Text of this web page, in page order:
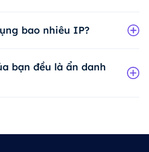
bao nhiêu IP?
bạn đều là ẩn danh